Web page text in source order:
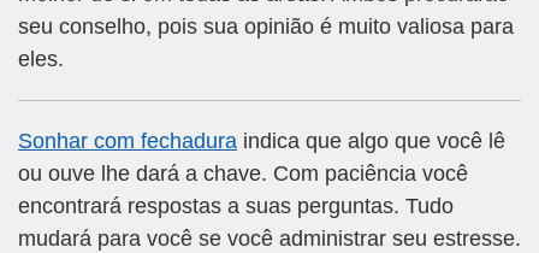
seu conselho, pois sua opinião é muito valiosa para
eles.
Sonhar com fechadura indica que algo que você lê
ou ouve lhe dará a chave. Com paciência você
encontrará respostas a suas perguntas. Tudo
mudará para você se você administrar seu estresse.